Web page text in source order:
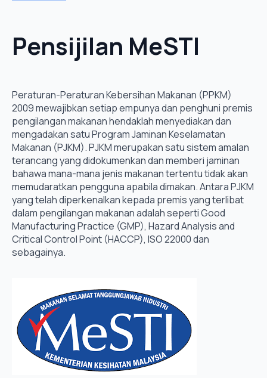
Pensijilan MeSTI
Peraturan-Peraturan Kebersihan Makanan (PPKM)
2009 mewajibkan setiap empunya dan penghuni premis
pengilangan makanan hendaklah menyediakan dan
mengadakan satu Program Jaminan Keselamatan
Makanan (PJKM). PJKM merupakan satu sistem amalan
terancang yang didokumenkan dan memberi jaminan
bahawa mana-mana jenis makanan tertentu tidak akan
memudaratkan pengguna apabila dimakan. Antara PJKM
yang telah diperkenalkan kepada premis yang terlibat
dalam pengilangan makanan adalah seperti Good
Manufacturing Practice (GMP), Hazard Analysis and
Critical Control Point (HACCP), ISO 22000 dan
sebagainya.